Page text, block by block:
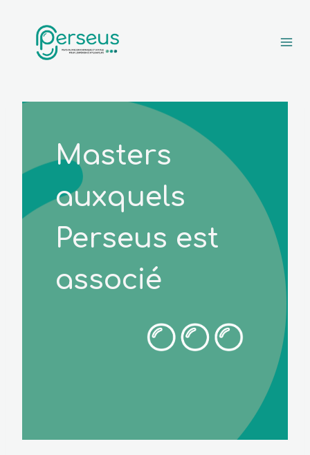
Masters
auxquels
Perseus est
associé